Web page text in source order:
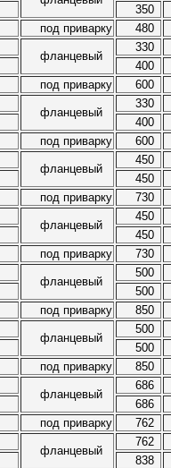
350
под приварку 480
фланцевый
330
400
под приварку 600
фланцевый
330
400
под приварку 600
фланцевый
450
450
под приварку 730
фланцевый
450
450
под приварку 730
фланцевый
500
500
под приварку 850
фланцевый
500
500
под приварку 850
фланцевый
686
686
под приварку 762
фланцевый
762
838